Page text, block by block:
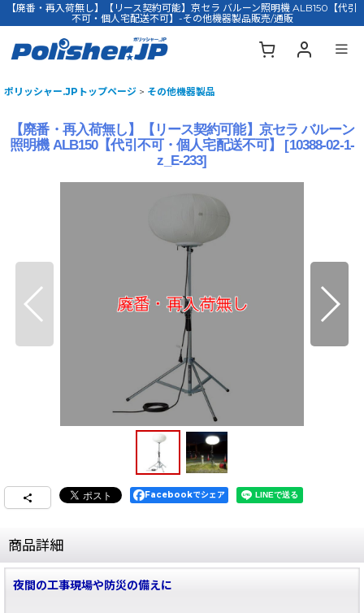
【廃番・再入荷無し】【リース契約可能】京セラ バルーン照明機 ALB150【代引
不可・個人宅配送不可】-その他機器製品販売/通販
ポリッシャー.JPトップページ > その他機器製品
【廃番・再入荷無し】【リース契約可能】京セラ バルーン
照明機 ALB150【代引不可・個人宅配送不可】
[10388-02-1-
z_E-233]
Facebookでシェア
商品詳細
夜間の工事現場や防災の備えに